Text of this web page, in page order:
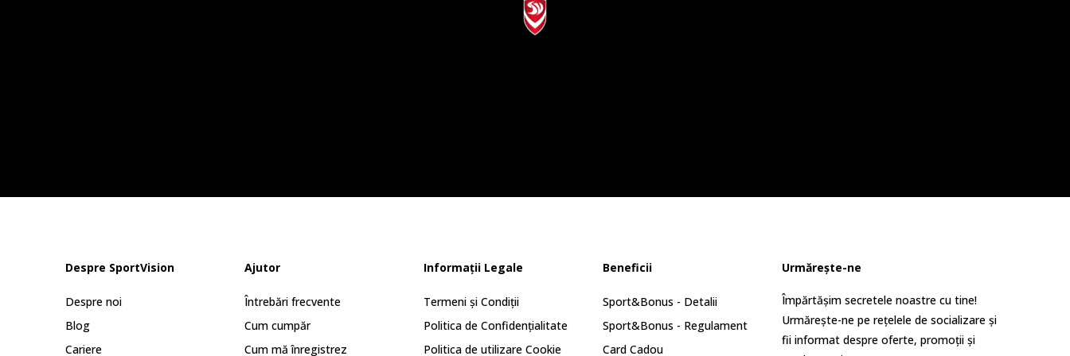
Despre SportVision
Despre noi
Blog
Cariere
Ajutor
Întrebări frecvente
Cum cumpăr
Cum mă înregistrez
Informații Legale
Termeni și Condiții
Politica de Confidențialitate
Politica de utilizare Cookie
Beneficii
Sport&Bonus - Detalii
Sport&Bonus - Regulament
Card Cadou
Urmărește-ne
Împărtășim secretele noastre cu tine!
Urmărește-ne pe rețelele de socializare și
fii informat despre oferte, promoții și